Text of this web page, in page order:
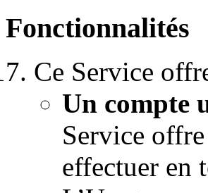
Fonctionnalités
Ce Service
Un compte
Service
effectuer en